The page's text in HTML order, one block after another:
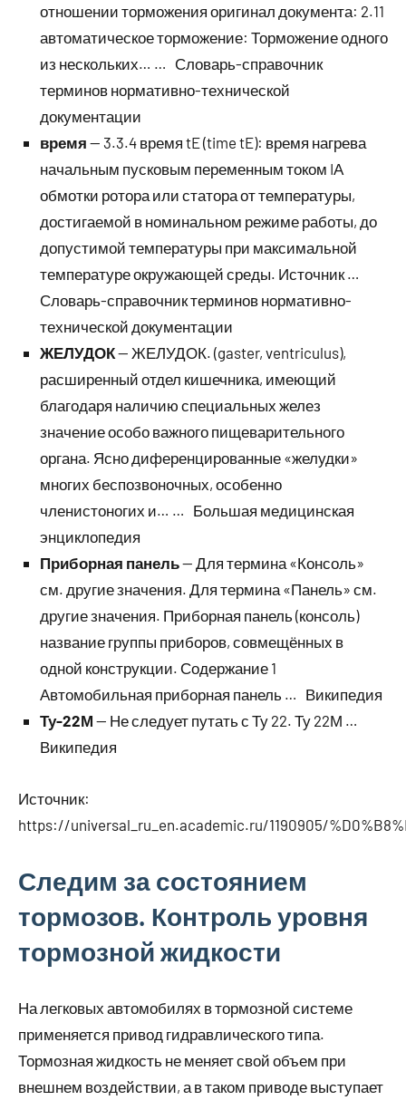
отношении торможения оригинал документа: 2.11
автоматическое торможение: Торможение одного
из нескольких… … Словарь-справочник
терминов нормативно-технической
документации
время — 3.3.4 время tE (time tE): время нагрева
начальным пусковым переменным током IА
обмотки ротора или статора от температуры,
достигаемой в номинальном режиме работы, до
допустимой температуры при максимальной
температуре окружающей среды. Источник …
Словарь-справочник терминов нормативно-
технической документации
ЖЕЛУДОК— ЖЕЛУДОК. (gaster, ventriculus),
расширенный отдел кишечника, имеющий
благодаря наличию специальных желез
значение особо важного пищеварительного
органа. Ясно диференцированные «желудки»
многих беспозвоночных, особенно
членистоногих и… … Большая медицинская
энциклопедия
Приборная панель— Для термина «Консоль»
см. другие значения. Для термина «Панель» см.
другие значения. Приборная панель (консоль)
название группы приборов, совмещённых в
одной конструкции. Содержание 1
Автомобильная приборная панель … Википедия
Ту-22М — Не следует путать с Ту 22. Ту 22М …
Википедия
Источник:
https://universal_ru_en.academic.ru/1190905/
Следим за состоянием
тормозов. Контроль уровня
тормозной жидкости
На легковых автомобилях в тормозной системе
применяется привод гидравлического типа.
Тормозная жидкость не меняет свой объем при
внешнем воздействии, а в таком приводе выступает